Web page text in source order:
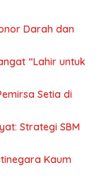
Darah dan
“Lahir untuk
Setia di
Strategi SBM
Kaum